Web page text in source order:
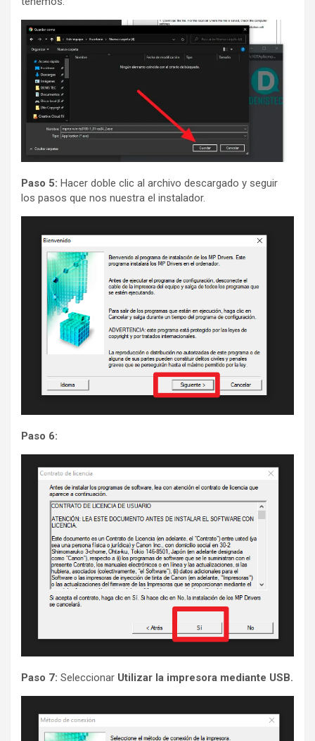
Paso 5: Hacer doble clic al archivo descargado y seguir
los pasos que nos nuestra el instalador.
Paso 6:
Paso 7: Seleccionar Utilizar la impresora mediante USB.